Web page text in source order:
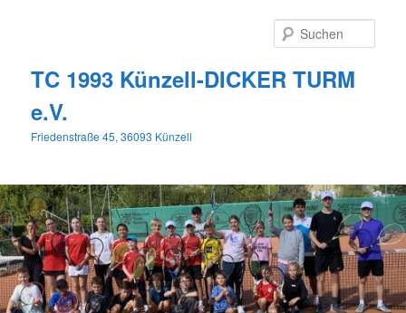
TC 1993 Künzell-DICKER TURM
e.V.
Friedenstraße 45, 36093 Künzell